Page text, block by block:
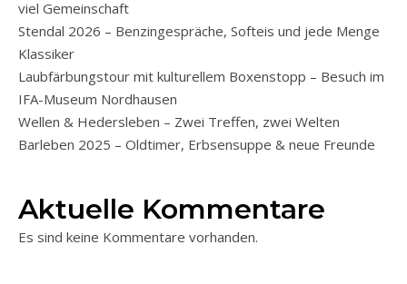
viel Gemeinschaft
Stendal 2026 – Benzingespräche, Softeis und jede Menge
Klassiker
Laubfärbungstour mit kulturellem Boxenstopp – Besuch im
IFA-Museum Nordhausen
Wellen & Hedersleben – Zwei Treffen, zwei Welten
Barleben 2025 – Oldtimer, Erbsensuppe & neue Freunde
Aktuelle Kommentare
Es sind keine Kommentare vorhanden.